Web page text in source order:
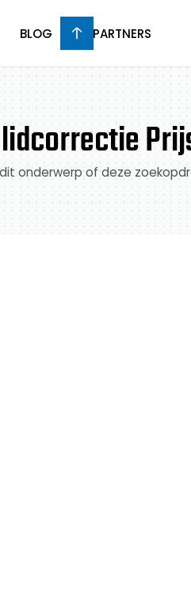
BLOG PARTNERS
onderwerp of deze